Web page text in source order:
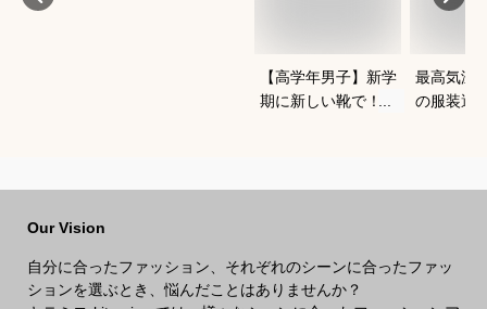
【高学年男子】新学
期に新しい靴で！か
最高気温
の服装選
Our Vision
自分に合ったファッション、それぞれのシーンに合ったファッ
ションを選ぶとき、悩んだことはありませんか？